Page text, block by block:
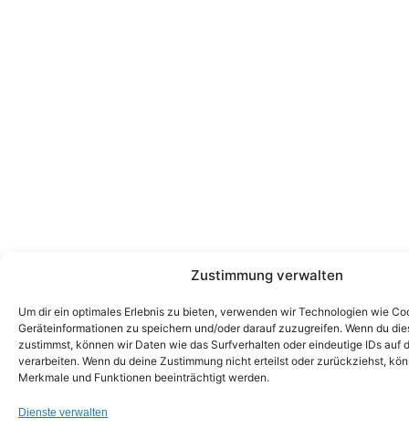
Zustimmung verwalten
Um dir ein optimales Erlebnis zu bieten, verwenden wir Technologien wie
Geräteinformationen zu speichern und/oder darauf zuzugreifen. Wenn du
zustimmst, können wir Daten wie das Surfverhalten oder eindeutige IDs auf
verarbeiten. Wenn du deine Zustimmung nicht erteilst oder zurückziehst,
Merkmale und Funktionen beeinträchtigt werden.
Dienste verwalten